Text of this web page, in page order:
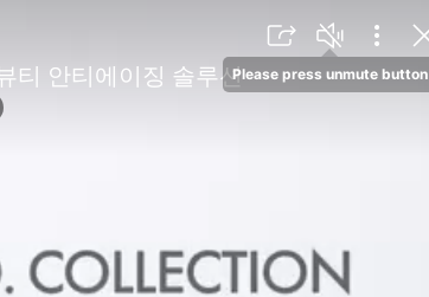
티 안티에이징 솔루션Please press unmute button